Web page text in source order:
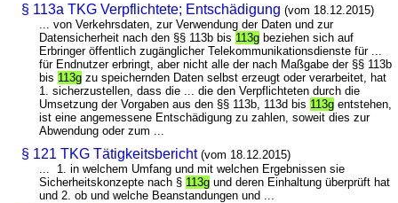
§ 113a TKG Verpflichtete; Entschädigung (vom 18.12.2015)
... von Verkehrsdaten, zur Verwendung der Daten und zur
Datensicherheit nach den §§ 113b bis 113g beziehen sich auf
Erbringer öffentlich zugänglicher Telekommunikationsdienste für ...
für Endnutzer erbringt, aber nicht alle der nach Maßgabe der §§ 113b
bis 113g zu speichernden Daten selbst erzeugt oder verarbeitet, hat
1. sicherzustellen, dass die ... die den Verpflichteten durch die
Umsetzung der Vorgaben aus den §§ 113b, 113d bis 113g entstehen,
ist eine angemessene Entschädigung zu zahlen, soweit dies zur
Abwendung oder zum ...
§ 121 TKG Tätigkeitsbericht (vom 18.12.2015)
... 1. in welchem Umfang und mit welchen Ergebnissen sie
Sicherheitskonzepte nach § 113g und deren Einhaltung überprüft hat
und 2. ob und welche Beanstandungen und ...